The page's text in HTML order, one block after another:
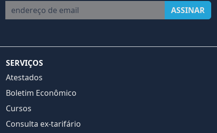
endereço de email
ASSINAR
SERVIÇOS
Atestados
Boletim Econômico
Cursos
Consulta ex-tarifário